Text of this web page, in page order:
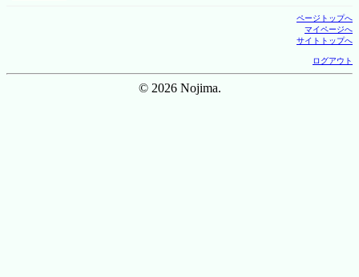
ページトップへ
マイページへ
サイトトップへ
ログアウト
© 2026 Nojima.